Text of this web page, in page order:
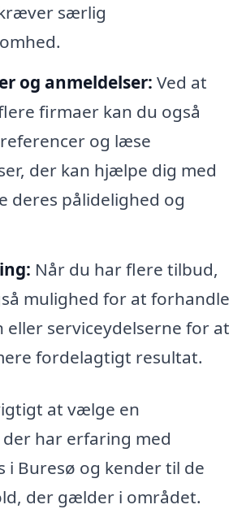
særlig
og anmeldelser: Ved at
firmaer kan du også
og læse
der kan hjælpe dig med
deres pålidelighed og
Når du har flere tilbud,
mulighed for at forhandle
eller serviceydelserne for at
fordelagtigt resultat.
at vælge en
har erfaring med
i Buresø og kender til de
der gælder i området.